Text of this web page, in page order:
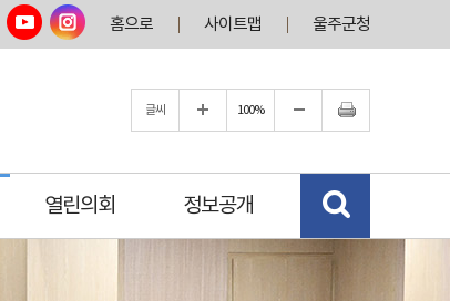
홈으로 사이트맵 울주군청
글씨 100%
열린의회 정보공개